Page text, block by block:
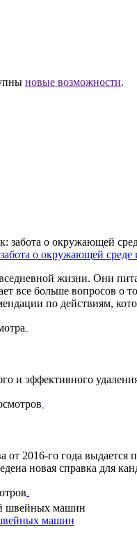
новые возможности.
о окружающей
жизни. Они
все больше вопросов о
по действиям,
и эффективного
2016-го года
новая справка для
машин